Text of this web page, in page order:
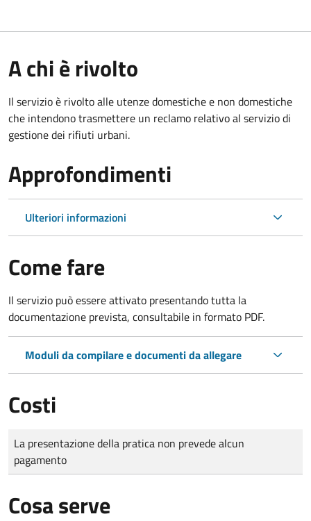
A chi è rivolto
Il servizio è rivolto alle utenze domestiche e non domestiche
che intendono trasmettere un reclamo relativo al servizio di
gestione dei rifiuti urbani.
Approfondimenti
Ulteriori informazioni
Come fare
Il servizio può essere attivato presentando tutta la
documentazione prevista, consultabile in formato PDF.
Moduli da compilare e documenti da allegare
Costi
Tipo di pagamento
Importo
La presentazione della pratica non prevede alcun
pagamento
Cosa serve